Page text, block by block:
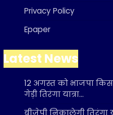
Privacy Policy
Epaper
Latest News
12 अगस्त को भाजपा
गेड़ी तिरंगा यात्रा…
बीजेपी निकालेगी तिरंगा